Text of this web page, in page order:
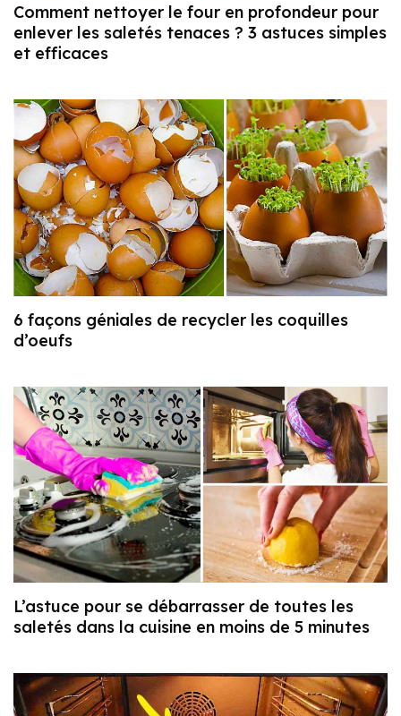
Comment nettoyer le four en profondeur pour
enlever les saletés tenaces ? 3 astuces simples
et efficaces
6 façons géniales de recycler les coquilles
d’oeufs
L’astuce pour se débarrasser de toutes les
saletés dans la cuisine en moins de 5 minutes